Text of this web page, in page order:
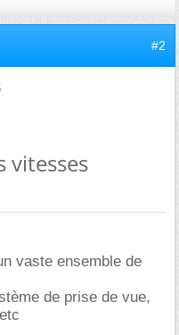
#2
vitesses
vaste ensemble de
de prise de vue,